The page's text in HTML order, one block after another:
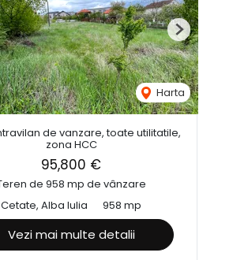
Harta
Next
de vanzare, toate utilitatile,
zona HCC
95,800 €
de 958 mp de vânzare
Cetate, Alba Iulia
958 mp
Vezi mai multe detalii